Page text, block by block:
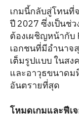
เกมนี้กลับสู่โทนที่
ปี 2027 ซึ่งเป็นช่ว
ต้องเผชิญหน้ากับ
เอกชนที่มีอำนาจ
เต็มรูปแบบ ในสง
และอาวุธขนาด
อันตรายที่สุด
โหมดเกมและฟีเ